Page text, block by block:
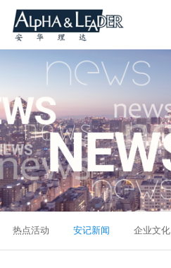
热点活动 安记新闻 企业文化